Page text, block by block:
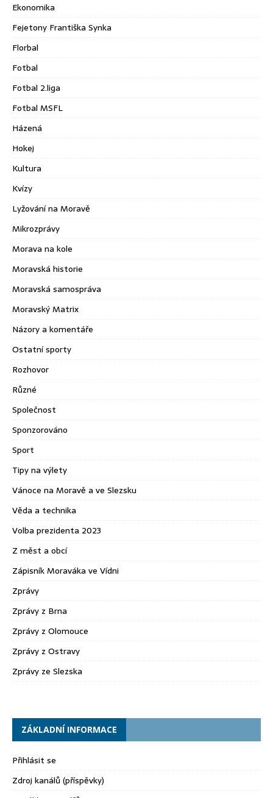
Ekonomika
Fejetony Františka Synka
Florbal
Fotbal
Fotbal 2.liga
Fotbal MSFL
Házená
Hokej
Kultura
Kvízy
Lyžování na Moravě
Mikrozprávy
Morava na kole
Moravská historie
Moravská samospráva
Moravský Matrix
Názory a komentáře
Ostatní sporty
Rozhovor
Různé
Společnost
Sponzorováno
Sport
Tipy na výlety
Vánoce na Moravě a ve Slezsku
Věda a technika
Volba prezidenta 2023
Z měst a obcí
Zápisník Moraváka ve Vídni
Zprávy
Zprávy z Brna
Zprávy z Olomouce
Zprávy z Ostravy
Zprávy ze Slezska
ZÁKLADNÍ INFORMACE
Přihlásit se
Zdroj kanálů (příspěvky)